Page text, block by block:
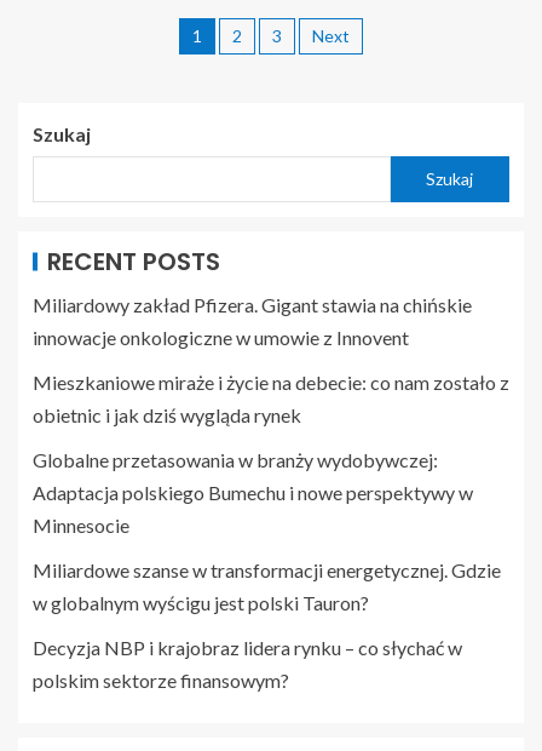
1 2 3 Next
Szukaj
Szukaj
RECENT POSTS
Miliardowy zakład Pfizera. Gigant stawia na chińskie
innowacje onkologiczne w umowie z Innovent
Mieszkaniowe miraże i życie na debecie: co nam zostało z
obietnic i jak dziś wygląda rynek
Globalne przetasowania w branży wydobywczej:
Adaptacja polskiego Bumechu i nowe perspektywy w
Minnesocie
Miliardowe szanse w transformacji energetycznej. Gdzie
w globalnym wyścigu jest polski Tauron?
Decyzja NBP i krajobraz lidera rynku – co słychać w
polskim sektorze finansowym?